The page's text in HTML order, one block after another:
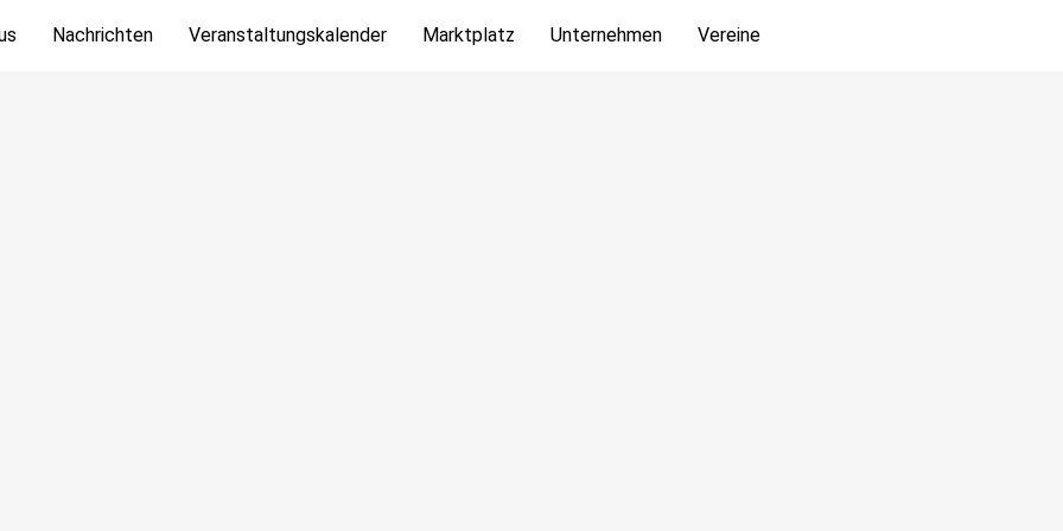
Nachrichten Veranstaltungskalender Marktplatz Unternehmen Vereine